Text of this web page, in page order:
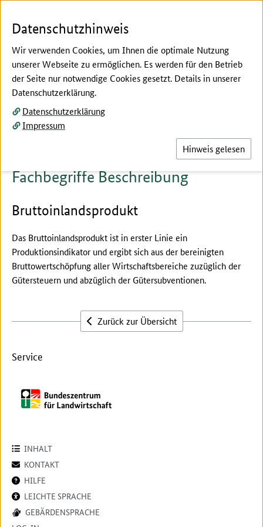
Hier beginnt der Hauptinhalt dieser Seite
Beschreibung
Fachbegriffe erklärt
Fachbegriffe Beschreibung
Bruttoinlandsprodukt
Das Bruttoinlandsprodukt ist in erster Linie ein
Produktionsindikator und ergibt sich aus der bereinigten
Bruttowertschöpfung aller Wirtschaftsbereiche zuzüglich der
Gütersteuern und abzüglich der Gütersubventionen.
Zurück zur Übersicht
Service
INHALT
KONTAKT
HILFE
LEICHTE SPRACHE
GEBÄRDENSPRACHE
Datenschutzhinweis
Wir verwenden Cookies, um Ihnen die optimale Nutzung
unserer Webseite zu ermöglichen. Es werden für den Betrieb
der Seite nur notwendige Cookies gesetzt. Details in unserer
Datenschutzerklärung.
Datenschutzerklärung
Impressum
Hinweis gelesen